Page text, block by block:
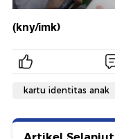
(kny/imk)
kartu identitas anak